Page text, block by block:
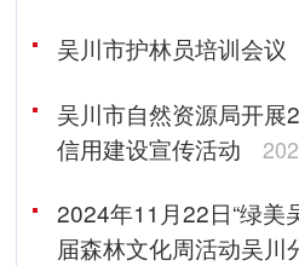
吴川市护林员培训会议
吴川市自然资源局开展
信用建设宣传活动
2024年11月22日“绿美
届森林文化周活动吴川